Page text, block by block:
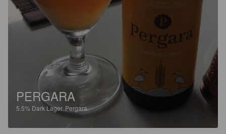
PERGARA
5.5% Dark Lager. Pergara.